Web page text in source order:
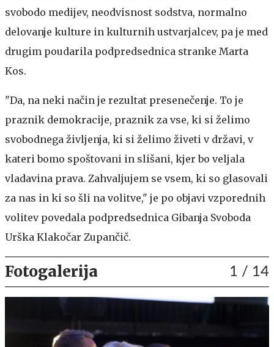
svobodo medijev, neodvisnost sodstva, normalno
delovanje kulture in kulturnih ustvarjalcev, pa je med
drugim poudarila podpredsednica stranke Marta
Kos.
"Da, na neki način je rezultat presenečenje. To je
praznik demokracije, praznik za vse, ki si želimo
svobodnega življenja, ki si želimo živeti v državi, v
kateri bomo spoštovani in slišani, kjer bo veljala
vladavina prava. Zahvaljujem se vsem, ki so glasovali
za nas in ki so šli na volitve," je po objavi vzporednih
volitev povedala podpredsednica Gibanja Svoboda
Urška Klakočar Zupančič.
Fotogalerija 1 / 14